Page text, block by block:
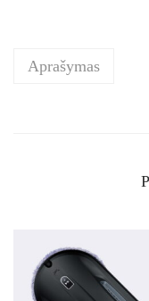
Aprašymas